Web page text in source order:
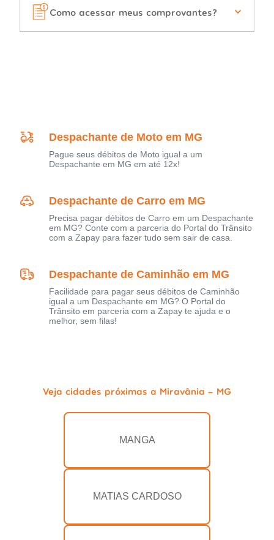
Como acessar meus comprovantes?
Despachante de Moto em MG
Pague seus débitos de Moto igual a um
Despachante em MG em até 12x!
Despachante de Carro em MG
Precisa pagar débitos de Carro em um Despachante
em MG? Conte com a parceria do Portal do Trânsito
com a Zapay para fazer tudo sem sair de casa.
Despachante de Caminhão em MG
Facilidade para pagar seus débitos de Caminhão
igual a um Despachante em MG? O Portal do
Trânsito em parceria com a Zapay te ajuda e o
melhor, sem filas!
Veja cidades próximas a Miravânia - MG
MANGA
MATIAS CARDOSO